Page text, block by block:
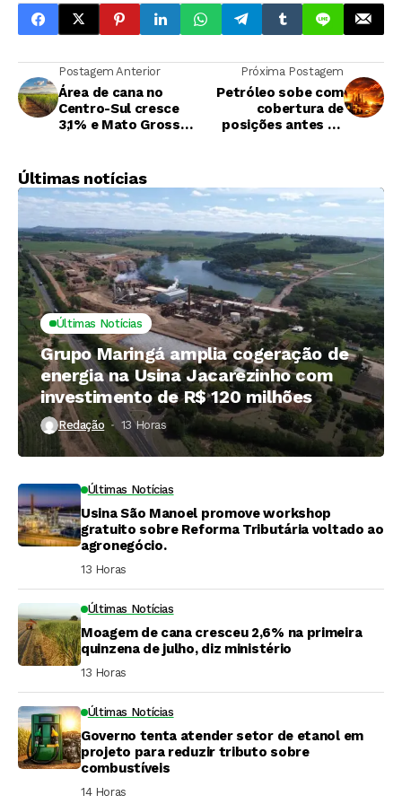
Postagem Anterior
Área de cana no
Centro-Sul cresce
3,1% e Mato Grosso
municípios
Próxima Postagem
Petróleo sobe com
cobertura de
posições antes de
Últimas notícias
Últimas Notícias
Grupo Maringá amplia cogeração de
energia na Usina Jacarezinho com
investimento de R$ 120 milhões
Redação 13 Horas ⁮
Últimas Notícias
Usina São Manoel promove workshop
gratuito sobre Reforma Tributária voltado ao
agronegócio.
13 Horas ⁮
Últimas Notícias
Moagem de cana cresceu 2,6% na primeira
quinzena de julho, diz ministério
13 Horas ⁮
Últimas Notícias
Governo tenta atender setor de etanol em
projeto para reduzir tributo sobre
combustíveis
14 Horas ⁮